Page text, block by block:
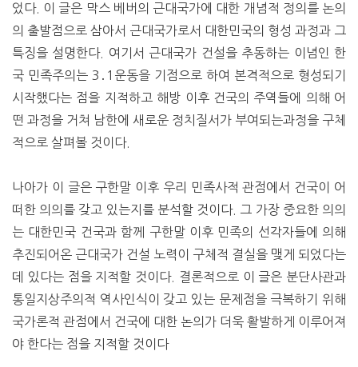
었다. 이 글은 막스 베버의 근대국가에 대한 개념적 정의를 논의
의 출발점으로 삼아서 근대국가로서 대한민국의 형성 과정과 그
특징을 설명한다. 여기서 근대국가 건설을 추동하는 이념인 한
국 민족주의는 3․1운동을 기점으로 하여 본격적으로 형성되기
시작했다는 점을 지적하고 해방 이후 건국의 주역들에 의해 어
떤 과정을 거쳐 남한에 새로운 정치질서가 부여되는과정을 구체
적으로 살펴볼 것이다.
나아가 이 글은 구한말 이후 우리 민족사적 관점에서 건국이 어
떠한 의의를 갖고 있는지를 분석할 것이다. 그 가장 중요한 의의
는 대한민국 건국과 함께 구한말 이후 민족의 선각자들에 의해
추진되어온 근대국가 건설 노력이 구체적 결실을 맺게 되었다는
데 있다는 점을 지적할 것이다. 결론적으로 이 글은 분단사관과
통일지상주의적 역사인식이 갖고 있는 문제점을 극복하기 위해
국가론적 관점에서 건국에 대한 논의가 더욱 활발하게 이루어져
야 한다는 점을 지적할 것이다